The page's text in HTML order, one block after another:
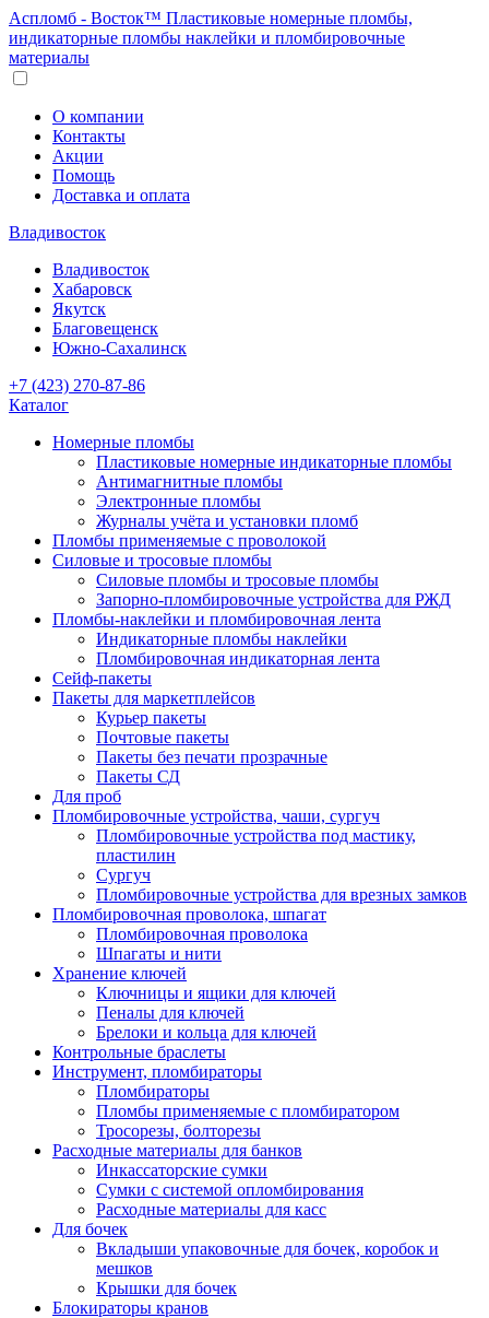
Аспломб - Восток™ Пластиковые номерные пломбы,
индикаторные пломбы наклейки и пломбировочные
материалы
О компании
Контакты
Акции
Помощь
Доставка и оплата
Владивосток
Владивосток
Хабаровск
Якутск
Благовещенск
Южно-Сахалинск
+7 (423) 270-87-86
Каталог
Номерные пломбы
Пластиковые номерные индикаторные пломбы
Антимагнитные пломбы
Электронные пломбы
Журналы учёта и установки пломб
Пломбы применяемые с проволокой
Силовые и тросовые пломбы
Силовые пломбы и тросовые пломбы
Запорно-пломбировочные устройства для РЖД
Пломбы-наклейки и пломбировочная лента
Индикаторные пломбы наклейки
Пломбировочная индикаторная лента
Сейф-пакеты
Пакеты для маркетплейсов
Курьер пакеты
Почтовые пакеты
Пакеты без печати прозрачные
Пакеты СД
Для проб
Пломбировочные устройства, чаши, сургуч
Пломбировочные устройства под мастику,
пластилин
Сургуч
Пломбировочные устройства для врезных замков
Пломбировочная проволока, шпагат
Пломбировочная проволока
Шпагаты и нити
Хранение ключей
Ключницы и ящики для ключей
Пеналы для ключей
Брелоки и кольца для ключей
Контрольные браслеты
Инструмент, пломбираторы
Пломбираторы
Пломбы применяемые с пломбиратором
Тросорезы, болторезы
Расходные материалы для банков
Инкассаторские сумки
Сумки с системой опломбирования
Расходные материалы для касс
Для бочек
Вкладыши упаковочные для бочек, коробок и
мешков
Крышки для бочек
Блокираторы кранов